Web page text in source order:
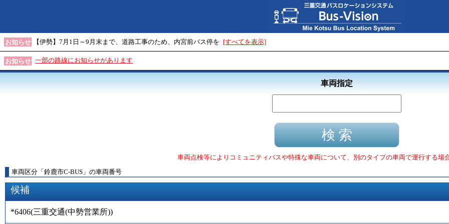
お知らせ 【伊勢】7月1日～9月末まで、道路工事のため、内宮前バス停を [すべてを表示]
お知らせ 一部の路線にお知らせがあります
車両指定
車両点検等によりコミュニティバスや特殊な車両について、別のタイプの車両で運行する場
車両区分 「 鈴鹿市C-BUS 」 の車両番号
候補
*6406(三重交通(中勢営業所))